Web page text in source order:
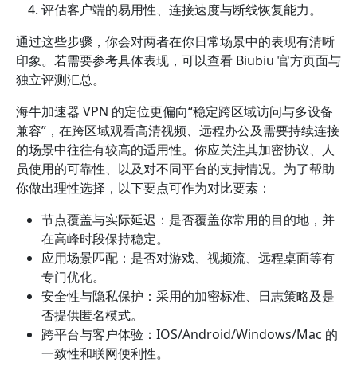
评估客户端的易用性、连接速度与断线恢复能力。
通过这些步骤，你会对两者在你日常场景中的表现有清晰
印象。若需要参考具体表现，可以查看 Biubiu 官方页面与
独立评测汇总。
海牛加速器 VPN 的定位更偏向“稳定跨区域访问与多设备
兼容”，在跨区域观看高清视频、远程办公及需要持续连接
的场景中往往有较高的适用性。你应关注其加密协议、人
员使用的可靠性、以及对不同平台的支持情况。为了帮助
你做出理性选择，以下要点可作为对比要素：
节点覆盖与实际延迟：是否覆盖你常用的目的地，并
在高峰时段保持稳定。
应用场景匹配：是否对游戏、视频流、远程桌面等有
专门优化。
安全性与隐私保护：采用的加密标准、日志策略及是
否提供匿名模式。
跨平台与客户体验：IOS/Android/Windows/Mac 的
一致性和联网便利性。